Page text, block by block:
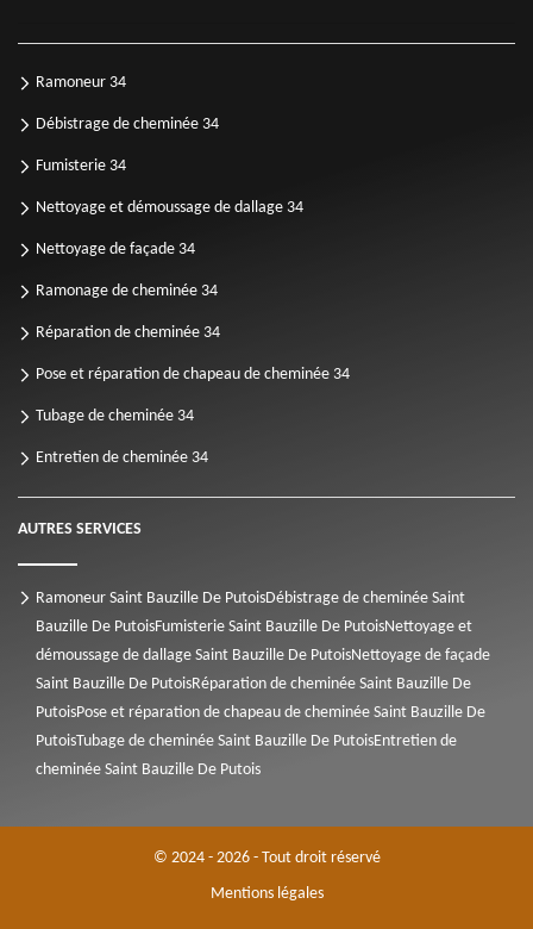
Ramoneur 34
Débistrage de cheminée 34
Fumisterie 34
Nettoyage et démoussage de dallage 34
Nettoyage de façade 34
Ramonage de cheminée 34
Réparation de cheminée 34
Pose et réparation de chapeau de cheminée 34
Tubage de cheminée 34
Entretien de cheminée 34
AUTRES SERVICES
Ramoneur Saint Bauzille De PutoisDébistrage de cheminée Saint
Bauzille De PutoisFumisterie Saint Bauzille De PutoisNettoyage et
démoussage de dallage Saint Bauzille De PutoisNettoyage de façade
Saint Bauzille De PutoisRéparation de cheminée Saint Bauzille De
PutoisPose et réparation de chapeau de cheminée Saint Bauzille De
PutoisTubage de cheminée Saint Bauzille De PutoisEntretien de
cheminée Saint Bauzille De Putois
© 2024 - 2026 - Tout droit réservé
Mentions légales